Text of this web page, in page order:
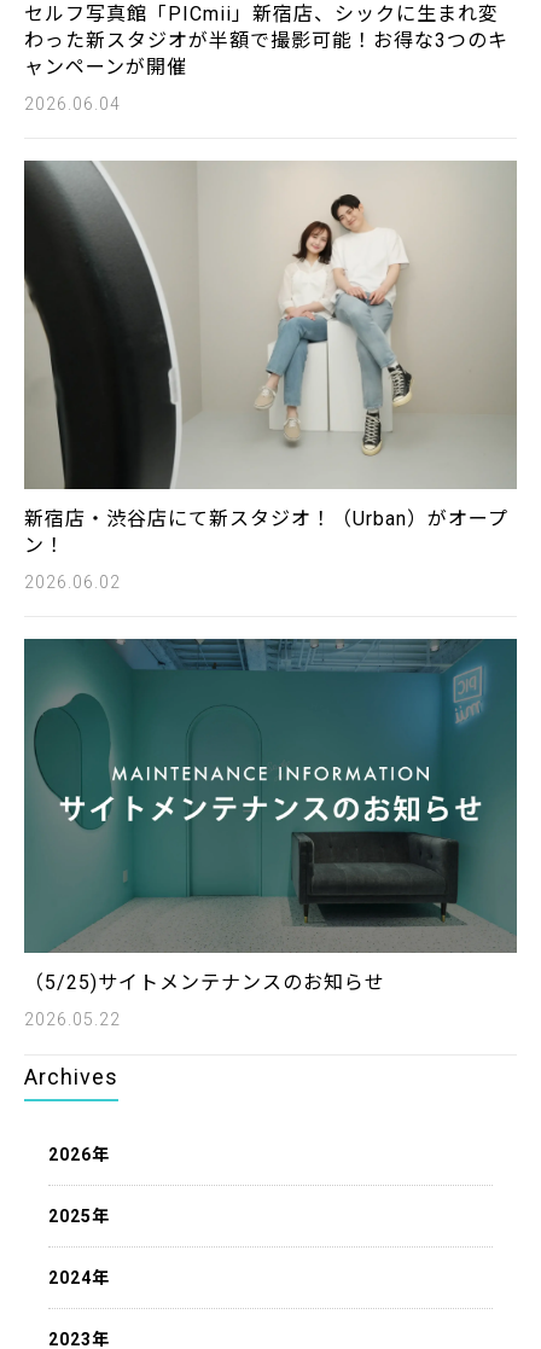
セルフ写真館「PICmii」新宿店、シックに生まれ変
わった新スタジオが半額で撮影可能！お得な3つのキ
ャンペーンが開催
2026.06.04
新宿店・渋谷店にて新スタジオ！（Urban）がオープ
ン！
2026.06.02
（5/25)サイトメンテナンスのお知らせ
2026.05.22
Archives
2026年
2025年
2024年
2023年